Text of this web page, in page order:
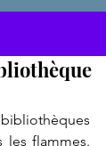
flammes.